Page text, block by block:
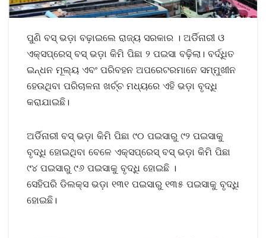
ପୁଣି ବସ୍‌ ଭଡ଼ା ବଢ଼ାଇଲେ ରାଜ୍ୟ ସରକାର । ଅର୍ଡିନାରୀ ଓ
ଏକ୍ସପ୍ରେସ୍‌ ବସ୍‌ ଭଡ଼ା କିମି ପିଛା ୨ ପଇସା ବଢ଼ିଲା। ବର୍ଦ୍ଧିତ
ଇନ୍ଧନ ମୂଲ୍ୟ ଏବଂ ପରିବହନ ଅପରେଟରମାନେ ସମ୍ମୁଖୀନ
ହେଉଥିବା ପରିଚାଳନା ଖର୍ଚ୍ଚ ମଧ୍ୟରେ ଏହି ଭଡ଼ା ବୃଦ୍ଧି
କରାଯାଇଛି।
ଅର୍ଡିନାରୀ ବସ୍‌ ଭଡ଼ା କିମି ପିଛା ୯୦ ପଇସାରୁ ୯୨ ପଇସାକୁ
ବୃଦ୍ଧି ହୋଇଥିବା ବେଳେ ଏକ୍ସପ୍ରେସ୍‌ ବସ୍‌ ଭଡ଼ା କିମି ପିଛା
୯୪ ପଇସାରୁ ୯୬ ପଇସାକୁ ବୃଦ୍ଧି ହୋଇଛି ।
ସେହିପରି ଡିଲକ୍ସ ଭଡ଼ା ୧୩୧ ପଇସାରୁ ୧୩୫ ପଇସାକୁ ବୃଦ୍ଧି
ହୋଇଛି।